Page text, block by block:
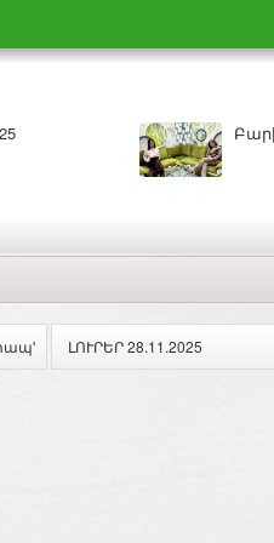
ԼՈՒՐԵՐ 28.11.2025